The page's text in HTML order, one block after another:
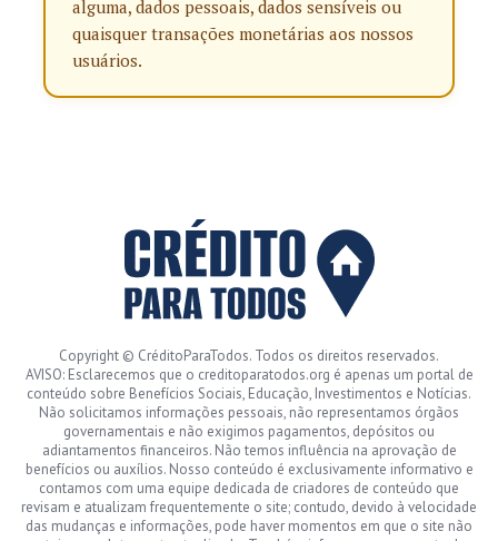
alguma, dados pessoais, dados sensíveis ou
quaisquer transações monetárias aos nossos
usuários.
Copyright © CréditoParaTodos. Todos os direitos reservados.
AVISO: Esclarecemos que o creditoparatodos.org é apenas um portal de
conteúdo sobre Benefícios Sociais, Educação, Investimentos e Notícias.
Não solicitamos informações pessoais, não representamos órgãos
governamentais e não exigimos pagamentos, depósitos ou
adiantamentos financeiros. Não temos influência na aprovação de
benefícios ou auxílios. Nosso conteúdo é exclusivamente informativo e
contamos com uma equipe dedicada de criadores de conteúdo que
revisam e atualizam frequentemente o site; contudo, devido à velocidade
das mudanças e informações, pode haver momentos em que o site não